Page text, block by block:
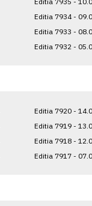
Editia 7934 -
Editia 7933 -
Editia 7932 -
Editia 7920 -
Editia 7919 -
Editia 7918 -
Editia 7917 -